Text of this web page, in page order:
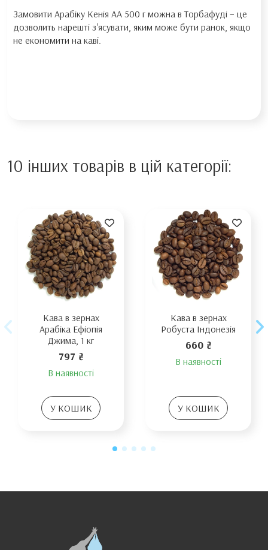
Замовити Арабіку Кенія АА 500 г можна в Торбафуді – це
дозволить нарешті з'ясувати, яким може бути ранок, якщо
не економити на каві.
10 інших товарів в цій категорії:
Кава в зернах
Арабіка Ефіопія
Джима, 1 кг
797 ₴
В наявності
У КОШИК
Кава в зернах
Робуста Індонезія
660 ₴
В наявності
У КОШИК